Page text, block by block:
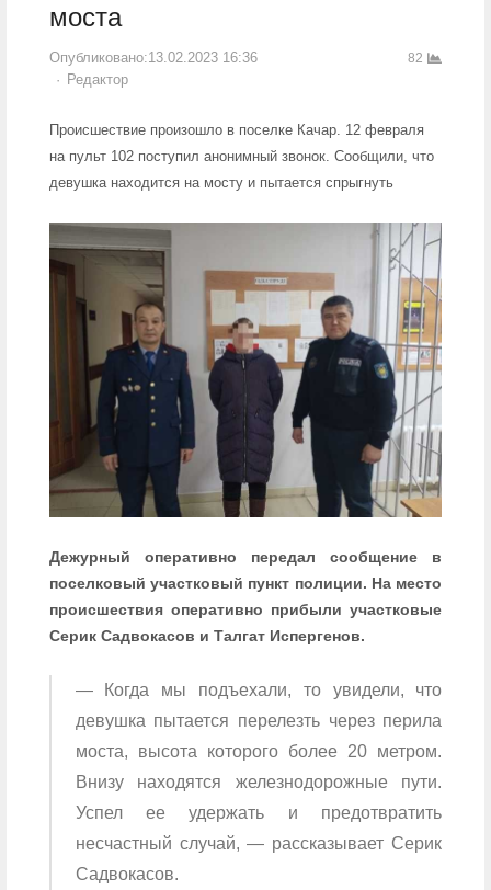
моста
Опубликовано:13.02.2023 16:36
Author
Редактор
82
Происшествие произошло в поселке Качар. 12 февраля
на пульт 102 поступил анонимный звонок. Сообщили, что
девушка находится на мосту и пытается спрыгнуть
Дежурный оперативно передал сообщение в
поселковый участковый пункт полиции. На место
происшествия оперативно прибыли участковые
Серик Садвокасов и Талгат Испергенов.
— Когда мы подъехали, то увидели, что
девушка пытается перелезть через перила
моста, высота которого более 20 метром.
Внизу находятся железнодорожные пути.
Успел ее удержать и предотвратить
несчастный случай, — рассказывает Серик
Садвокасов.